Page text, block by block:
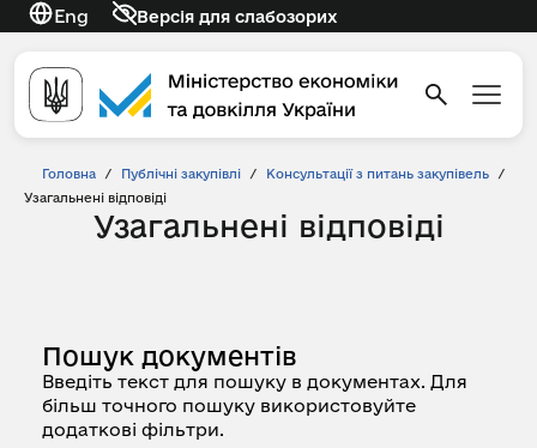
Eng Версія для слабозорих
Головна / Публічні закупівлі / Консультації з питань закупівель
/
Узагальнені відповіді
Узагальнені відповіді
Пошук документів
Введіть текст для пошуку в документах. Для
більш точного пошуку використовуйте
додаткові фільтри.